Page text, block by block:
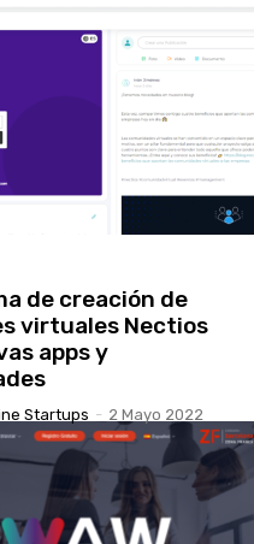
de creación de
virtuales Nectios
apps y
Startups - 2 Mayo 2022